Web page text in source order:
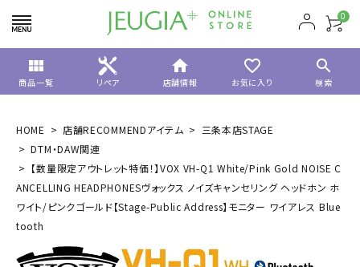
0
view_module
商品一覧 リペア
home
店舗情報
favorite_border
お気に入り
search
検索
HOME 店舗RECOMMENDアイテム
三条本店STAGE
DTM・DAW関連
【数量限定アウトレット特価！】VOX VH-Q1 White/Pink Gold NOISE C
ANCELLING HEADPHONESヴォックス ノイズキャンセリング ヘッドホン ホ
ワイト/ピンクゴールド【Stage-Public Address】モニター ワイアレス Blue
tooth